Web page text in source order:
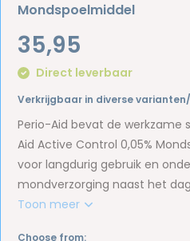
Mondspoelmiddel
35,95
Direct leverbaar
Verkrijgbaar in diverse
Perio-Aid bevat de werkzame
Aid Active Control 0,05%
voor langdurig gebruik en
mondverzorging naast het
Toon meer
Choose from: